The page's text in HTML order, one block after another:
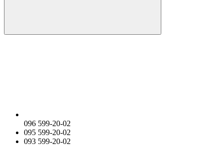
096 599-20-02
095 599-20-02
093 599-20-02